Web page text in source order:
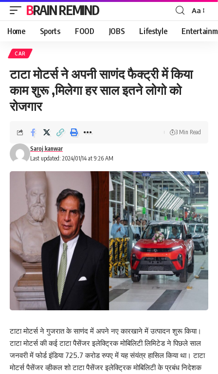
BRAIN REMIND
Font
Resizer
Aa
Home Sports FOOD JOBS Lifestyle
CAR
टाटा मोटर्स ने अपनी साणंद फैक्ट्री में किया
काम शुरू ,मिलेगा हर साल इतने लोगो को
रोजगार
Last updated: 2024/01/14 at 9:26 AM
Saroj kanwar
3 Min Read
टाटा मोटर्स ने गुजरात के साणंद में अपने नए कारखाने में उत्पादन शुरू किया।
टाटा मोटर्स की कई टाटा पैसेंजर इलेक्ट्रिक मोबिलिटी लिमिटेड ने पिछले साल
जनवरी में फोर्ड इंडिया 725.7 करोड रुपए में यह संयंत्र हासिल किया था। टाटा
मोटर्स पैसेंजर व्हीकल शो टाटा पैसेंजर इलेक्ट्रिक मोबिलिटी के प्रबंध निदेशक